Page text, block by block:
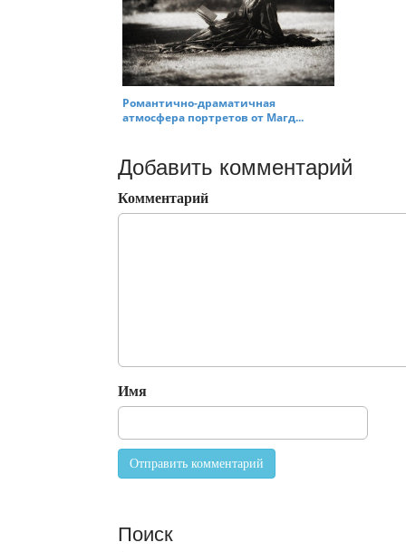
Романтично-драматичная
атмосфера портретов от Магд...
Добавить комментарий
Комментарий
Имя
Поиск